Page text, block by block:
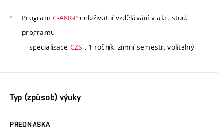
ProgramC-AKR-P celoživotní vzdělávání v akr. stud.
programu
specializace CZS , 1 ročník, zimní semestr, volitelný
Typ (způsob) výuky
PŘEDNÁŠKA